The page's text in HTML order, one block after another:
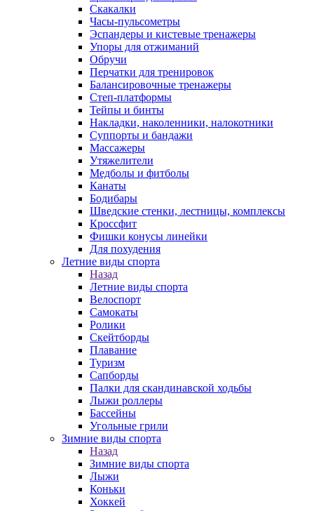
Скакалки
Часы-пульсометры
Эспандеры и кистевые тренажеры
Упоры для отжиманий
Обручи
Перчатки для тренировок
Балансировочные тренажеры
Степ-платформы
Тейпы и бинты
Накладки, наколенники, налокотники
Суппорты и бандажи
Массажеры
Утяжелители
Медболы и фитболы
Канаты
Бодибары
Шведские стенки, лестницы, комплексы
Кроссфит
Фишки конусы линейки
Для похудения
Летние виды спорта
Назад
Летние виды спорта
Велоспорт
Самокаты
Ролики
Скейтборды
Плавание
Туризм
Сапборды
Палки для скандинавской ходьбы
Лыжи роллеры
Бассейны
Угольные грили
Зимние виды спорта
Назад
Зимние виды спорта
Лыжи
Коньки
Хоккей